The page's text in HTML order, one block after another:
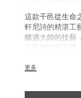
這款干邑從生命
軒尼詩的精湛工
釀酒大師的技藝
干邑和諧的品質。
更多